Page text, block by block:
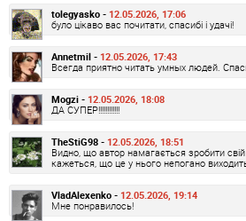
tolegyasko - 12.05.2026, 17:06
було цікаво вас почитати, спасибі і удачі!
Annetmil - 12.05.2026, 17:43
Всегда приятно читать умных людей.
Mogzi - 12.05.2026, 18:08
ДА СУПЕР!!!!!!!!!!!!
TheStiG98 - 12.05.2026, 18:51
Видно, що автор намагається зробити
кажеться, що це у нього непогано
VladAlexenko - 12.05.2026, 19:14
Мне понравилось!